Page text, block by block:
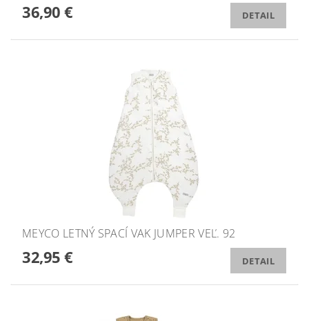
36,90 € DETAIL
MEYCO LETNÝ SPACÍ VAK JUMPER VEĽ. 92
32,95 € DETAIL